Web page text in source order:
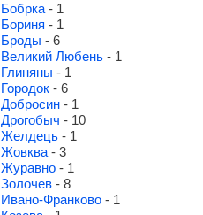
Бобрка - 1
Бориня - 1
Броды - 6
Великий Любень - 1
Глиняны - 1
Городок - 6
Добросин - 1
Дрогобыч - 10
Желдець - 1
Жовква - 3
Журавно - 1
Золочев - 8
Ивано-Франково - 1